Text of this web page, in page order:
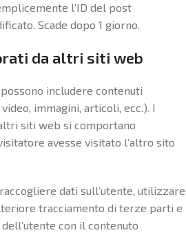
l’ID del post
Scade dopo 1 giorno.
da altri siti web
includere contenuti
immagini, articoli, ecc.). I
siti web si comportano
avesse visitato l’altro sito
dati sull’utente, utilizzare
tracciamento di terze parti e
con il contenuto